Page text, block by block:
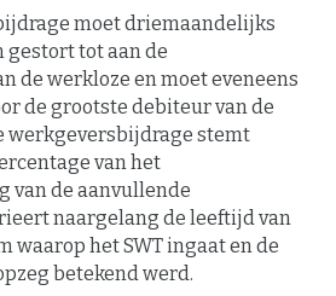
moet driemaandelijks
gestort tot aan de
de werkloze en moet eveneens
de grootste debiteur van de
werkgeversbijdrage stemt
van het
van de aanvullende
naargelang de leeftijd van
waarop het SWT ingaat en de
betekend werd.